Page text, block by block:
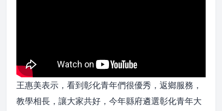
王惠美表示，看到彰化青年們很優秀，返鄉服務，
教學相長，讓大家共好，今年縣府遴選彰化青年大